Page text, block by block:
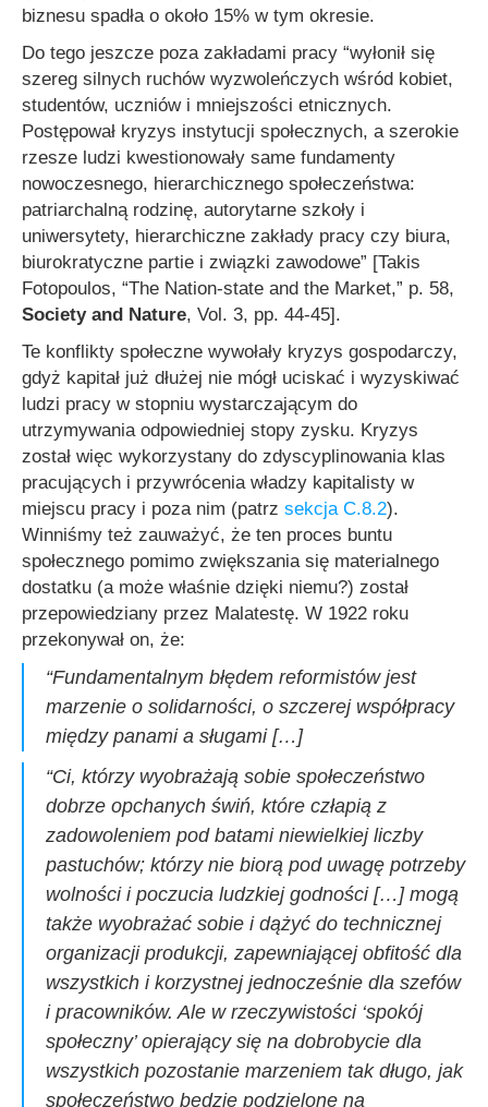
biznesu spadła o około 15% w tym okresie.
Do tego jeszcze poza zakładami pracy “wyłonił się
szereg silnych ruchów wyzwoleńczych wśród kobiet,
studentów, uczniów i mniejszości etnicznych.
Postępował kryzys instytucji społecznych, a szerokie
rzesze ludzi kwestionowały same fundamenty
nowoczesnego, hierarchicznego społeczeństwa:
patriarchalną rodzinę, autorytarne szkoły i
uniwersytety, hierarchiczne zakłady pracy czy biura,
biurokratyczne partie i związki zawodowe” [Takis
Fotopoulos, “The Nation-state and the Market,” p. 58,
Society and Nature, Vol. 3, pp. 44-45].
Te konflikty społeczne wywołały kryzys gospodarczy,
gdyż kapitał już dłużej nie mógł uciskać i wyzyskiwać
ludzi pracy w stopniu wystarczającym do
utrzymywania odpowiedniej stopy zysku. Kryzys
został więc wykorzystany do zdyscyplinowania klas
pracujących i przywrócenia władzy kapitalisty w
miejscu pracy i poza nim (patrz sekcja C.8.2).
Winniśmy też zauważyć, że ten proces buntu
społecznego pomimo zwiększania się materialnego
dostatku (a może właśnie dzięki niemu?) został
przepowiedziany przez Malatestę. W 1922 roku
przekonywał on, że:
“Fundamentalnym błędem reformistów jest
marzenie o solidarności, o szczerej współpracy
między panami a sługami […]
“Ci, którzy wyobrażają sobie społeczeństwo
dobrze opchanych świń, które człapią z
zadowoleniem pod batami niewielkiej liczby
pastuchów; którzy nie biorą pod uwagę potrzeby
wolności i poczucia ludzkiej godności […] mogą
także wyobrażać sobie i dążyć do technicznej
organizacji produkcji, zapewniającej obfitość dla
wszystkich i korzystnej jednocześnie dla szefów
i pracowników. Ale w rzeczywistości ‘spokój
społeczny’ opierający się na dobrobycie dla
wszystkich pozostanie marzeniem tak długo, jak
społeczeństwo będzie podzielone na